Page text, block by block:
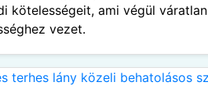
kötelességeit, ami végül váratlan
vezet.